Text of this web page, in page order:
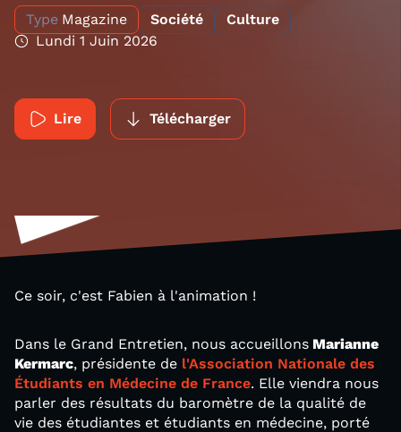
Type Magazine Société
Culture
Lundi 1 Juin 2026
Lire Télécharger
Ce soir, c'est Fabien à l'animation !
Dans le Grand Entretien, nous accueillons Marianne
Kermarc, présidente de l'Association Nationale des
Étudiants en Médecine de France. Elle viendra nous
parler des résultats du baromètre de la qualité de
vie des étudiantes et étudiants en médecine, porté